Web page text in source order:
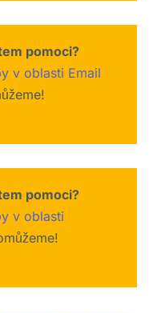
pomoci?
v oblasti Email
pomoci?
v oblasti